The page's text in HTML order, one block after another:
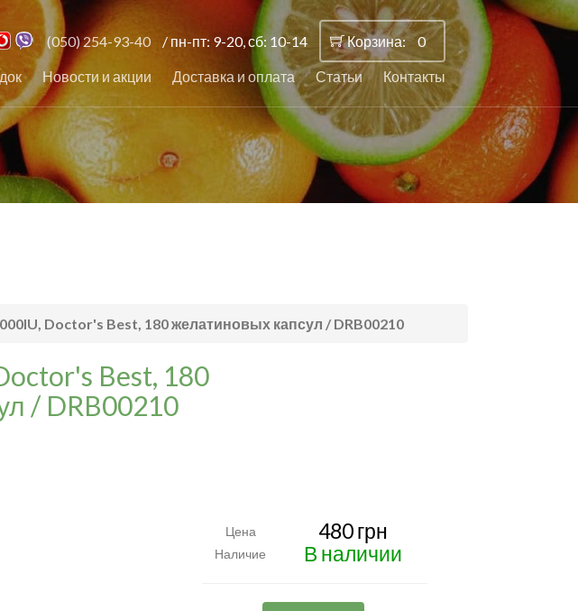
(050) 254-93-40 / пн-пт: 9-20, сб: 10-14 Корзина: 0
Новости и акции Доставка и оплата Статьи Контакты
Doctor's Best, 180 желатиновых капсул / DRB00210
Best, 180
/ DRB00210
Цена 480 грн
Наличие В наличии